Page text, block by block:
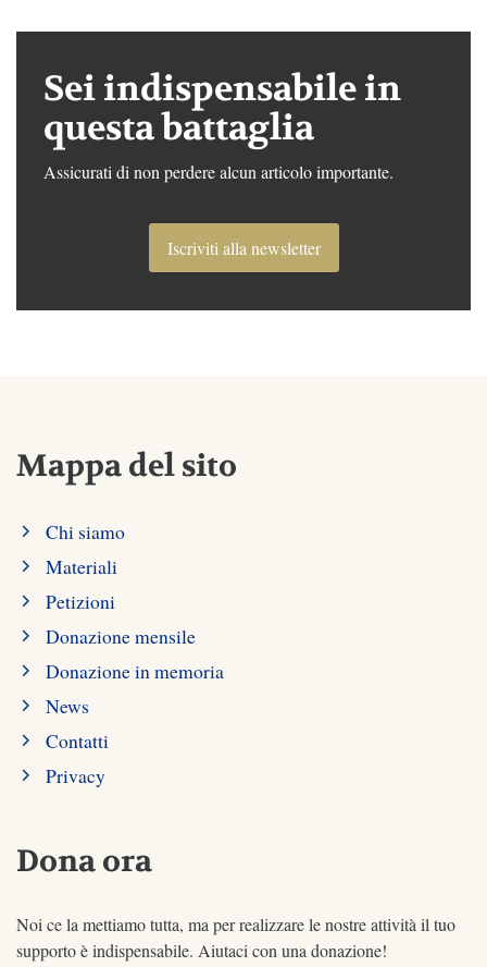
Sei indispensabile in
questa battaglia
Assicurati di non perdere alcun articolo importante.
Iscriviti alla newsletter
Mappa del sito
Chi siamo
Materiali
Petizioni
Donazione mensile
Donazione in memoria
News
Contatti
Privacy
Dona ora
Noi ce la mettiamo tutta, ma per realizzare le nostre attività il tuo
supporto è indispensabile. Aiutaci con una donazione!